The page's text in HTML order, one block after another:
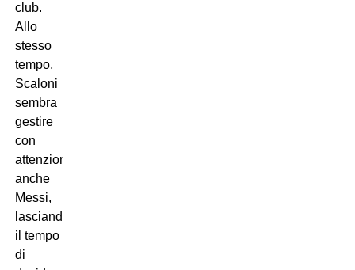
club.
Allo
stesso
tempo,
Scaloni
sembra
gestire
con
attenzione
anche
Messi,
lasciandogli
il tempo
di